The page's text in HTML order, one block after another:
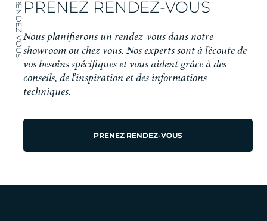
RENDEZ-VOUSPRENEZ RENDEZ-VOUS
Nous planifierons un rendez-vous dans notre
showroom ou chez vous. Nos experts sont à l’écoute de
vos besoins spécifiques et vous aident grâce à des
conseils, de l’inspiration et des informations
techniques.
PRENEZ RENDEZ-VOUS